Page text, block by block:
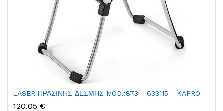
LASER ΠΡΑΣΙΝΗΣ ΔΕΣΜΗΣ MOD.:873 - 633115 - KAPRO
120.05 €